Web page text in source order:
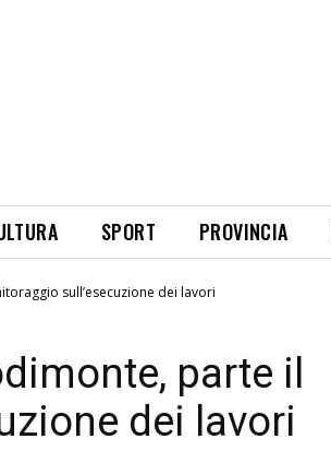
SPORT PROVINCIA
sull’esecuzione dei lavori
parte il
dei lavori